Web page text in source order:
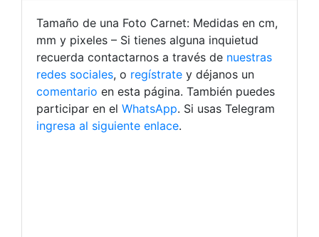
Tamaño de una Foto Carnet: Medidas en cm,
mm y pixeles – Si tienes alguna inquietud
recuerda contactarnos a través de nuestras
redes sociales, o regístrate y déjanos un
comentario en esta página. También puedes
participar en el WhatsApp. Si usas Telegram
ingresa al siguiente enlace.